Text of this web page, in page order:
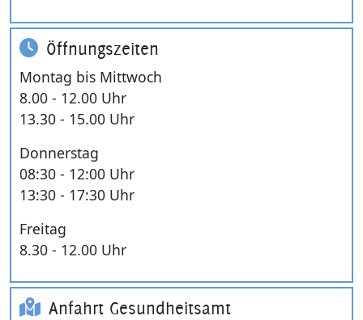
Öffnungszeiten
Montag bis Mittwoch
8.00 - 12.00 Uhr
13.30 - 15.00 Uhr
Donnerstag
08:30 - 12:00 Uhr
13:30 - 17:30 Uhr
Freitag
8.30 - 12.00 Uhr
Anfahrt Gesundheitsamt